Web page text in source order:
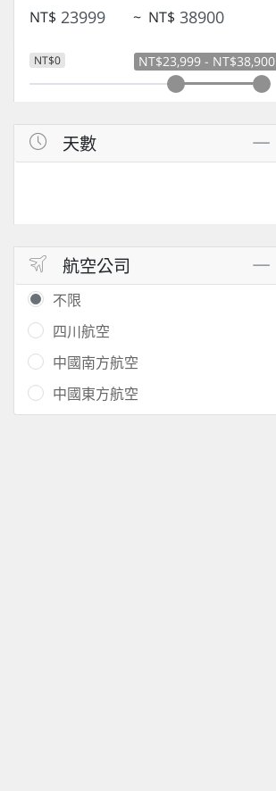
NT$ ~ NT$
NT$0 NT$23,999 - NT$38,900
天數
航空公司
不限
四川航空
中國南方航空
中國東方航空